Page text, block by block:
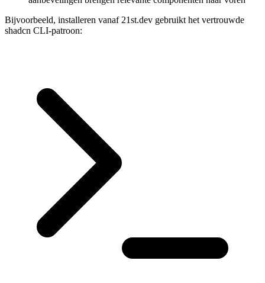
Bijvoorbeeld, installeren vanaf 21st.dev gebruikt het vertrouwde
shadcn CLI-patroon: